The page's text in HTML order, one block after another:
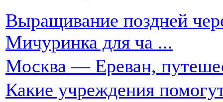
Выращивание поздней
Мичуринка для ча ...
Москва — Ереван,
Какие учреждения